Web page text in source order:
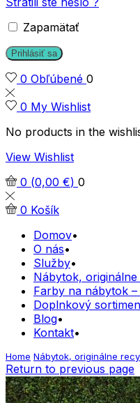
Zapamätať
Prihlásiť sa
0 Obľúbené 0
0 My Wishlist
No products in the
View Wishlist
0 (0,00 €) 0
0 Košík
Domov
O nás
Služby
Nábytok,
Farby na nábytok
Doplnkový
Blog
Kontakt
Home Nábytok, originálne
Return to previous page